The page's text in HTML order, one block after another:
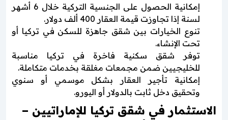
إمكانية الحصول على الجنسية التركية خلال 6 أشهر
لسنة إذا تجاوزت قيمة العقار 400 ألف دولار.
تنوع الخيارات بين شقق جاهزة للسكن في تركيا أو
تحت الإنشاء.
توفر شقق سكنية فاخرة في تركيا مناسبة
للخليجيين ضمن مجمعات مغلقة بخدمات متكاملة.
إمكانية تأجير العقار بشكل موسمي أو سنوي
وتحقيق دخل ثابت بالدولار أو اليورو.
الاستثمار في شقق تركيا للإماراتيين –